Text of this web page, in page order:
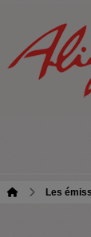
Les